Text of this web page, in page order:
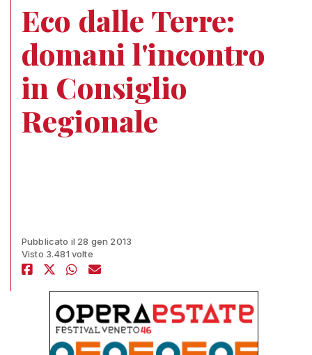
Eco dalle Terre:
domani l'incontro
in Consiglio
Regionale
Pubblicato il 28 gen 2013
Visto 3.481 volte